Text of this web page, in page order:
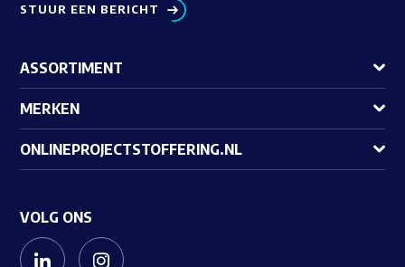
STUUR EEN BERICHT
ASSORTIMENT
MERKEN
ONLINEPROJECTSTOFFERING.NL
VOLG ONS